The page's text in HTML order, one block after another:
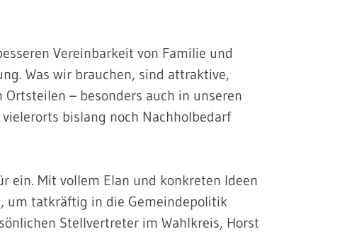
Vereinbarkeit von Familie und
Was wir brauchen, sind attraktive,
– besonders auch in unseren
bislang noch Nachholbedarf
ein. Mit vollem Elan und konkreten Ideen
um tatkräftig in die Gemeindepolitik
Stellvertreter im Wahlkreis, Horst